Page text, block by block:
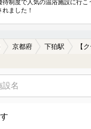
待制度で人気の温浴施設に行こ
れました！
京都府 下狛駅